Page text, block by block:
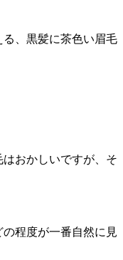
、黒髪に茶色い眉毛
おかしいですが、そ
程度が一番自然に見